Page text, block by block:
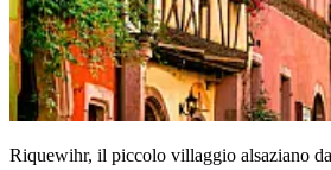
Riquewihr, il piccolo villaggio alsaziano